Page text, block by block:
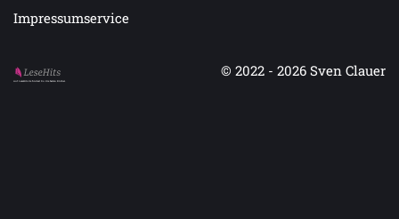
Impressumservice
Auf LeseHits.de findest Du die besten Bücher.
© 2022 - 2026 Sven Clauer